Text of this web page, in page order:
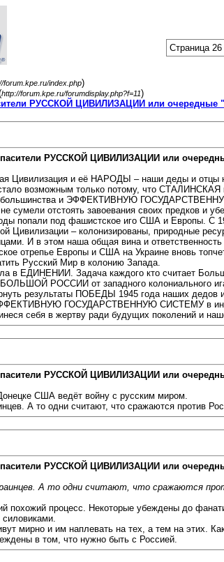
Страница 26
forum.kpe.ru/index.php)
http://forum.kpe.ru/forumdisplay.php?f=11)
РУССКОЙ ЦИВИЛИЗАЦИИ или очередные
РУССКОЙ ЦИВИЛИЗАЦИИ или
Цивилизация и её НАРОДЫ – наши деды и отцы
возможным только потому, что СТАЛИНСКАЯ
и ЭФФЕКТИВНУЮ
сумели отстоять завоевания своих предков
попали под фашистское иго США и Европы. С
Цивилизации – колонизированы, природные
И в этом наша общая вина и
отрепье Европы и США на Украине вновь
Русский Мир в колонию Запада.
в ЕДИНЕНИИ. Задача каждого кто считает
РОССИИ от западного колониального
результаты ПОБЕДЫ 1945 года наших дедов и
ГОСУДАРСТВЕННУЮ СИСТЕМУ в
себя в жертву ради будущих
РУССКОЙ ЦИВИЛИЗАЦИИ или
США ведёт войну с русским миром.
А то одни считают, что сражаются против
РУССКОЙ ЦИВИЛИЗАЦИИ или
А то одни считают, что сражаются
похожий процесс. Некоторые убеждены до
мирно и им наплевать на тех, а тем на этих.
в том, что нужно быть с Россией.